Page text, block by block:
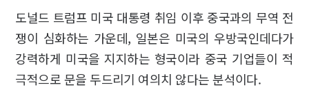
도널드 트럼프 미국 대통령 취임 이후 중국과의 무역 전
쟁이 심화하는 가운데, 일본은 미국의 우방국인데다가
강력하게 미국을 지지하는 형국이라 중국 기업들이 적
극적으로 문을 두드리기 여의치 않다는 분석이다.